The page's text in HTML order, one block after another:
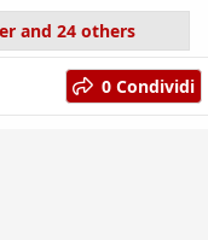
and 24 others
0 Condividi